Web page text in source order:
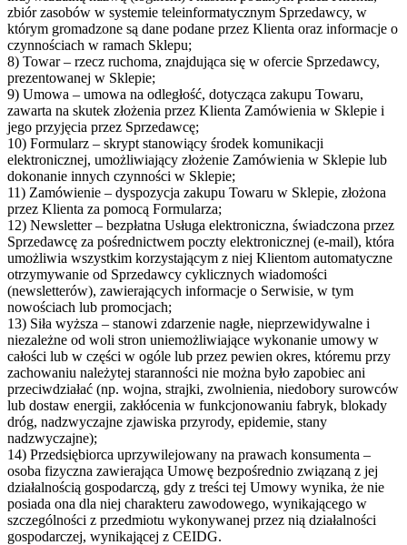
zbiór zasobów w systemie teleinformatycznym Sprzedawcy, w
którym gromadzone są dane podane przez Klienta oraz informacje o
czynnościach w ramach Sklepu;
8) Towar – rzecz ruchoma, znajdująca się w ofercie Sprzedawcy,
prezentowanej w Sklepie;
9) Umowa – umowa na odległość, dotycząca zakupu Towaru,
zawarta na skutek złożenia przez Klienta Zamówienia w Sklepie i
jego przyjęcia przez Sprzedawcę;
10) Formularz – skrypt stanowiący środek komunikacji
elektronicznej, umożliwiający złożenie Zamówienia w Sklepie lub
dokonanie innych czynności w Sklepie;
11) Zamówienie – dyspozycja zakupu Towaru w Sklepie, złożona
przez Klienta za pomocą Formularza;
12) Newsletter – bezpłatna Usługa elektroniczna, świadczona przez
Sprzedawcę za pośrednictwem poczty elektronicznej (e-mail), która
umożliwia wszystkim korzystającym z niej Klientom automatyczne
otrzymywanie od Sprzedawcy cyklicznych wiadomości
(newsletterów), zawierających informacje o Serwisie, w tym
nowościach lub promocjach;
13) Siła wyższa – stanowi zdarzenie nagłe, nieprzewidywalne i
niezależne od woli stron uniemożliwiające wykonanie umowy w
całości lub w części w ogóle lub przez pewien okres, któremu przy
zachowaniu należytej staranności nie można było zapobiec ani
przeciwdziałać (np. wojna, strajki, zwolnienia, niedobory surowców
lub dostaw energii, zakłócenia w funkcjonowaniu fabryk, blokady
dróg, nadzwyczajne zjawiska przyrody, epidemie, stany
nadzwyczajne);
14) Przedsiębiorca uprzywilejowany na prawach konsumenta –
osoba fizyczna zawierająca Umowę bezpośrednio związaną z jej
działalnością gospodarczą, gdy z treści tej Umowy wynika, że nie
posiada ona dla niej charakteru zawodowego, wynikającego w
szczególności z przedmiotu wykonywanej przez nią działalności
gospodarczej, wynikającej z CEIDG.